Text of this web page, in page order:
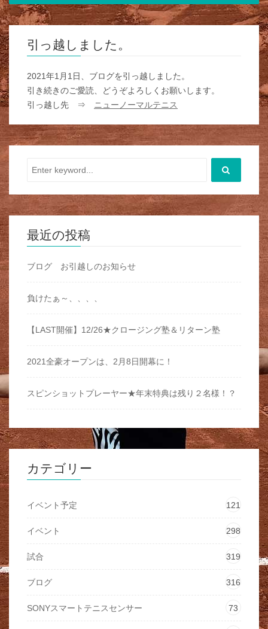
引っ越しました。
2021年1月1日、ブログを引っ越しました。
引き続きのご愛読、どうぞよろしくお願いします。
引っ越し先 ⇒
ニューノーマルテニス
最近の投稿
ブログ お引越しのお知らせ
負けたぁ～、、、、
【LAST開催】12/26★クロージング塾＆リターン塾
2021全豪オープンは、2月8日開幕に！
スピンショットプレーヤー★年末特典は残り２名様！？
カテゴリー
イベント予定 121
イベント 298
試合 319
ブログ 316
SONYスマートテニスセンサー 73